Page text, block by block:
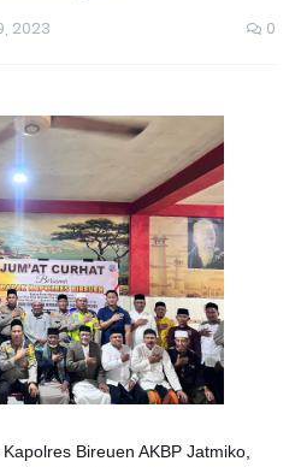
2023 0
Kapolres Bireuen AKBP Jatmiko,